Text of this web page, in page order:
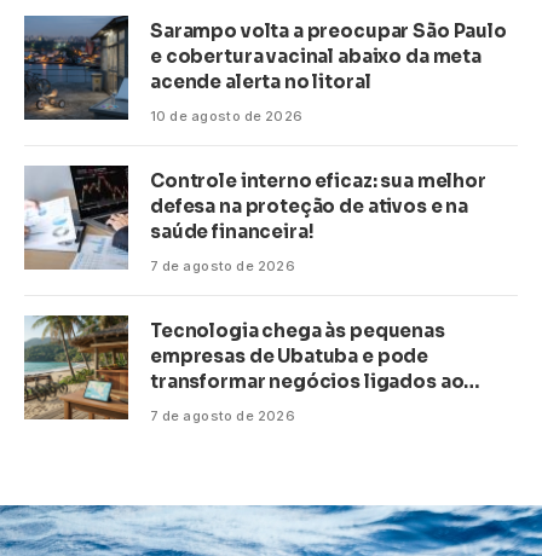
Sarampo volta a preocupar São Paulo
e cobertura vacinal abaixo da meta
acende alerta no litoral
10 de agosto de 2026
Controle interno eficaz: sua melhor
defesa na proteção de ativos e na
saúde financeira!
7 de agosto de 2026
Tecnologia chega às pequenas
empresas de Ubatuba e pode
transformar negócios ligados ao
turismo no litoral
7 de agosto de 2026